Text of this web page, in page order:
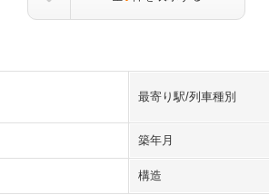
最寄り駅/列車種別
築年月
構造